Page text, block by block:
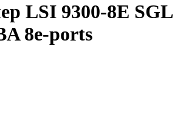
LSI 9300-8E SGL
8e-ports